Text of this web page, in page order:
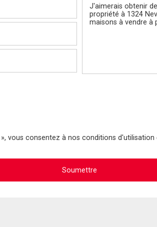
vous consentez à nos conditions